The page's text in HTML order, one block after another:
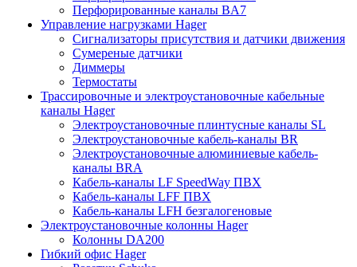
Перфорированные каналы BA7
Управление нагрузками Hager
Сигнализаторы присутствия и датчики движения
Сумереные датчики
Диммеры
Термостаты
Трассировочные и электроустановочные кабельные
каналы Hager
Электроустановочные плинтусные каналы SL
Электроустановочные кабель-каналы BR
Электроустановочные алюминиевые кабель-
каналы BRA
Кабель-каналы LF SpeedWay ПВХ
Кабель-каналы LFF ПВХ
Кабель-каналы LFH безгалогеновые
Электроустановочные колонны Hager
Колонны DA200
Гибкий офис Hager